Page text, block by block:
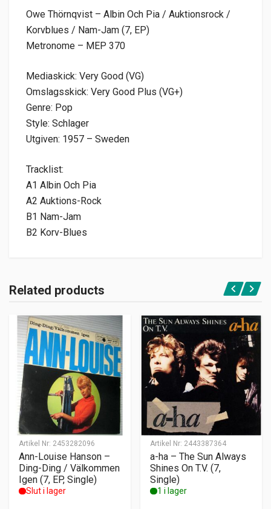
Owe Thörnqvist – Albin Och Pia / Auktionsrock /
Korvblues / Nam-Jam (7, EP)
Metronome – MEP 370
Mediaskick: Very Good (VG)
Omslagsskick: Very Good Plus (VG+)
Genre: Pop
Style: Schlager
Utgiven: 1957 – Sweden
Tracklist:
A1 Albin Och Pia
A2 Auktions-Rock
B1 Nam-Jam
B2 Korv-Blues
Related products
Artikel Nr: 2453282096
Ann-Louise Hanson –
Ding-Ding / Välkommen
Igen (7, EP, Single)
Slut i lager
Artikel Nr: 2443387364
a-ha – The Sun Always
Shines On T.V. (7,
Single)
1 i lager